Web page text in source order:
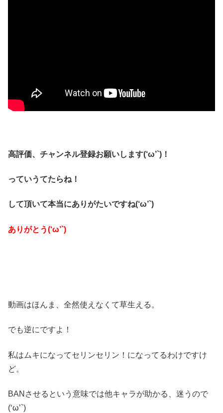
高評価、チャンネル登録お願いします(‘ω’`)！
っていうてたらね！
して頂いて本当にありがたいですね(‘ω’`)
ありがとう(‘ω’`)
動画はほんま、全然使えなくて草生える。
でも逆にですよ！
私はムキになってセリンセリン！になってるわけですけ
ど。
BANさせるという意味では他キャラが助かる、迷うので
(‘ω’`)